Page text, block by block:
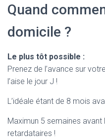
Quand
domicile ?
Le plus tôt possible :
Prenez de l’avance sur
l’aise le jour J !
L’idéale étant de 8 mois
Maximun 5 semaines
retardataires !